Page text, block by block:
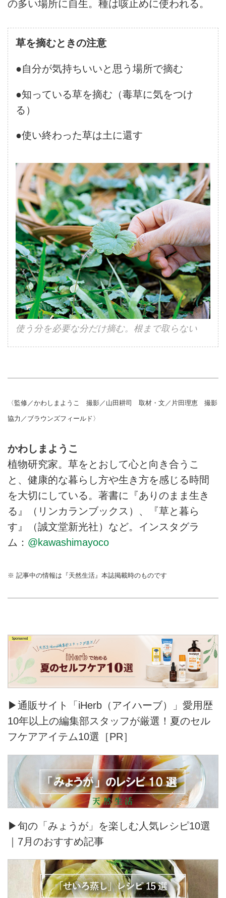
の多い場所に自生。種は咳止めに使われる。
草を摘むときの注意
●自分が気持ちいいと思う場所で摘む
●知っている草を摘む（毒草に気をつけ
る）
●使い終わった草は土に還す
使う分を必要な分だけ摘む。根まで取らない
〈監修／かわしまようこ 撮影／山田耕司 取材・文／片田理恵 撮影
協力／ブラウンズフィールド〉
かわしまようこ
植物研究家。草をとおして心と向き合うこ
と、健康的な暮らし方や生き方を感じる時間
を大切にしている。著書に『ありのまま生き
る』（リンカランブックス）、『草と暮ら
す』（誠文堂新光社）など。インスタグラ
ム： @kawashimayoco
※ 記事中の情報は『天然生活』本誌掲載時のものです
▶通販サイト「iHerb（アイハーブ）」愛用歴
10年以上の編集部スタッフが厳選！夏のセル
フケアアイテム10選［PR］
▶旬の「みょうが」を楽しむ人気レシピ10選
｜7月のおすすめ記事